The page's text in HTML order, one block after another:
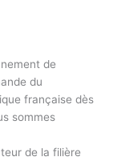
de
du
française dès
sommes
de la filière